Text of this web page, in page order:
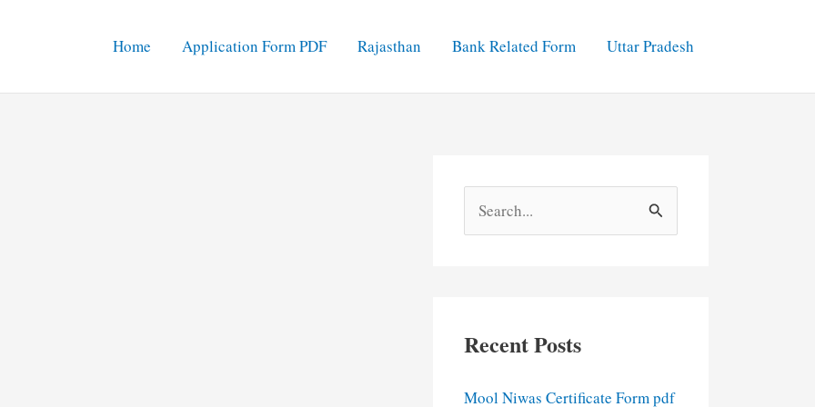
Home Application Form PDF Rajasthan Bank Related Form Uttar Pradesh
e
h
Recent Posts
Mool Niwas Certificate Form pdf